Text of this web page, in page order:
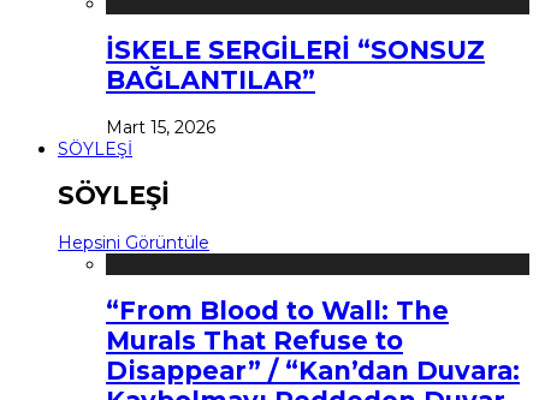
İSKELE SERGİLERİ “SONSUZ
BAĞLANTILAR”
Mart 15, 2026
SÖYLEŞİ
SÖYLEŞİ
Hepsini Görüntüle
“From Blood to Wall: The
Murals That Refuse to
Disappear” / “Kan’dan Duvara: